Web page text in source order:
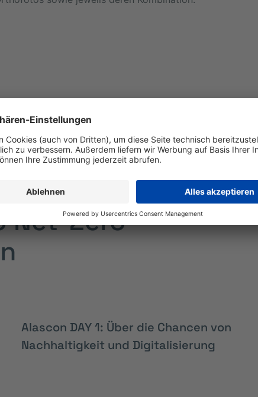
der
Net-Zero-
Alascon DAY 1: Über die Chancen von
Nachhaltigkeit und Digitalisierung